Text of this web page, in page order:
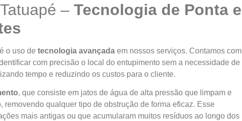
– Tecnologia de Ponta e
o uso de tecnologia avançada em nossos serviços. Contamos com
com precisão o local do entupimento sem a necessidade de
tempo e reduzindo os custos para o cliente.
, que consiste em jatos de água de alta pressão que limpam e
removendo qualquer tipo de obstrução de forma eficaz. Esse
mais antigas ou que acumularam muitos resíduos ao longo dos